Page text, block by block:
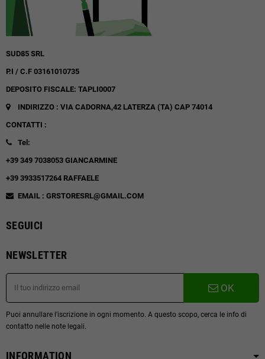
SUD85 SRL
P.I / C.F 03161010735
DEPOSITO FISCALE: TAPLI0007
INDIRIZZO : VIA CADORNA,42 LATERZA (TA) CAP 74014
CONTATTI :
Tel:
+39 349 7038053 GIANCARMINE
+39 3933517264 RAFFAELE
EMAIL : GRSTORESRL@GMAIL.COM
SEGUICI
NEWSLETTER
OK
Puoi annullare l'iscrizione in ogni momento. A questo scopo, cerca le info di
contatto nelle note legali.
INFORMATION